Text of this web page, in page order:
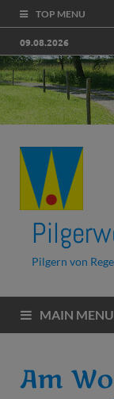
TOP MENU
09.08.2026
Pilgern von
MAIN MENU
Am